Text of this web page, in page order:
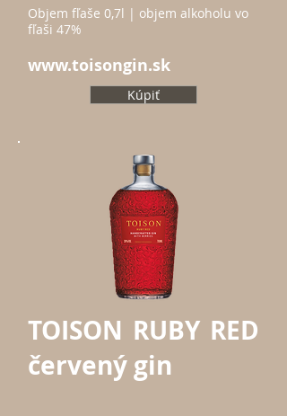
Objem fľaše 0,7l | objem alkoholu vo
fľaši 47%
www.toisongin.sk
Kúpiť
TOISON RUBY RED
červený gin